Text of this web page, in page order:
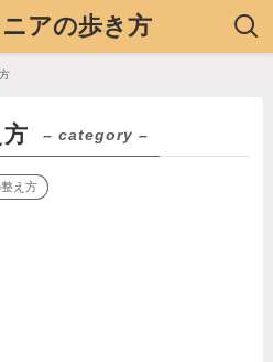
アの歩き方
– category –
え方